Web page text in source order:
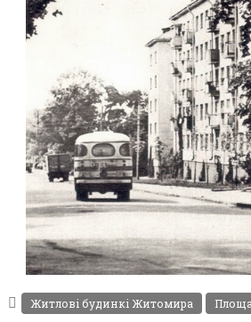
ФОТО ЖИТОМИР: ВУЛИЦЯ
Фото
1980)
Житлові будинкі Житомира